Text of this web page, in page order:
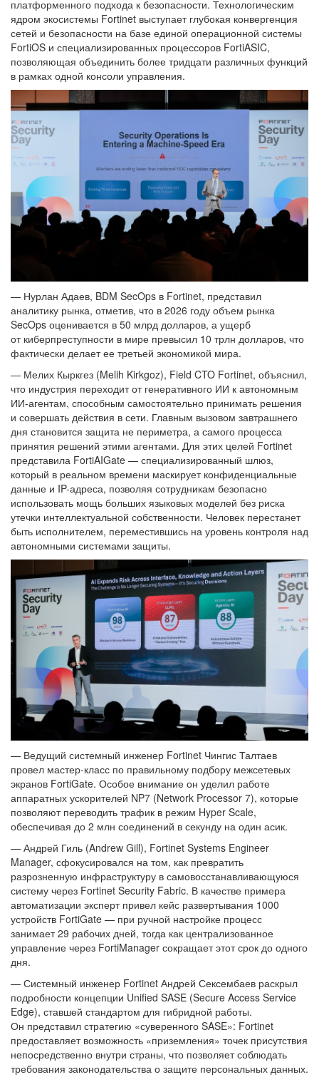
платформенного подхода к безопасности. Технологическим
ядром экосистемы Fortinet выступает глубокая конвергенция
сетей и безопасности на базе единой операционной системы
FortiOS и специализированных процессоров FortiASIC,
позволяющая объединить более тридцати различных функций
в рамках одной консоли управления.
— Нурлан Адаев, BDM SecOps в Fortinet, представил
аналитику рынка, отметив, что в 2026 году объем рынка
SecOps оценивается в 50 млрд долларов, а ущерб
от киберпреступности в мире превысил 10 трлн долларов, что
фактически делает ее третьей экономикой мира.
— Мелих Кыркгез (Melih Kirkgoz), Field CTO Fortinet, объяснил,
что индустрия переходит от генеративного ИИ к автономным
ИИ-агентам, способным самостоятельно принимать решения
и совершать действия в сети. Главным вызовом завтрашнего
дня становится защита не периметра, а самого процесса
принятия решений этими агентами. Для этих целей Fortinet
представила FortiAIGate — специализированный шлюз,
который в реальном времени маскирует конфиденциальные
данные и IP-адреса, позволяя сотрудникам безопасно
использовать мощь больших языковых моделей без риска
утечки интеллектуальной собственности. Человек перестанет
быть исполнителем, переместившись на уровень контроля над
автономными системами защиты.
— Ведущий системный инженер Fortinet Чингис Талтаев
провел мастер-класс по правильному подбору межсетевых
экранов FortiGate. Особое внимание он уделил работе
аппаратных ускорителей NP7 (Network Processor 7), которые
позволяют переводить трафик в режим Hyper Scale,
обеспечивая до 2 млн соединений в секунду на один асик.
— Андрей Гиль (Andrew Gill), Fortinet Systems Engineer
Manager, сфокусировался на том, как превратить
разрозненную инфраструктуру в самовосстанавливающуюся
систему через Fortinet Security Fabric. В качестве примера
автоматизации эксперт привел кейс развертывания 1000
устройств FortiGate — при ручной настройке процесс
занимает 29 рабочих дней, тогда как централизованное
управление через FortiManager сокращает этот срок до одного
дня.
— Системный инженер Fortinet Андрей Сексембаев раскрыл
подробности концепции Unified SASE (Secure Access Service
Edge), ставшей стандартом для гибридной работы.
Он представил стратегию «суверенного SASE»: Fortinet
предоставляет возможность «приземления» точек присутствия
непосредственно внутри страны, что позволяет соблюдать
требования законодательства о защите персональных данных.